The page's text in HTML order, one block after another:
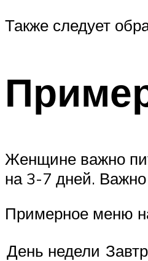
Также следует
Женщине важно
на 3-7 дней. Важно
Примерное меню
День недели